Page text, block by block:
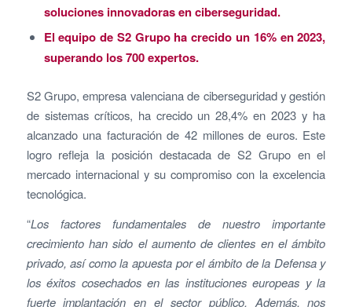
soluciones innovadoras en ciberseguridad.
El equipo de S2 Grupo ha crecido un 16% en 2023,
superando los 700 expertos.
S2 Grupo, empresa valenciana de ciberseguridad y gestión
de sistemas críticos, ha crecido un 28,4% en 2023 y ha
alcanzado una facturación de 42 millones de euros. Este
logro refleja la posición destacada de S2 Grupo en el
mercado internacional y su compromiso con la excelencia
tecnológica.
“Los factores fundamentales de nuestro importante
crecimiento han sido el aumento de clientes en el ámbito
privado, así comola apuesta por el ámbito de la Defensa y
los éxitos cosechados en las instituciones europeas y la
fuerte implantación en el sector público. Además, nos